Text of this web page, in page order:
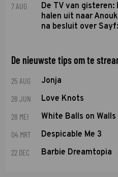
7 AUG
De TV van
halen uit naar
na besluit over
De nieuwste tips om te
25 AUG Jonja
28 JUN Love Knots
28 MEI White Balls on Walls
04 MRT Despicable Me 3
22 DEC Barbie Dreamtopia